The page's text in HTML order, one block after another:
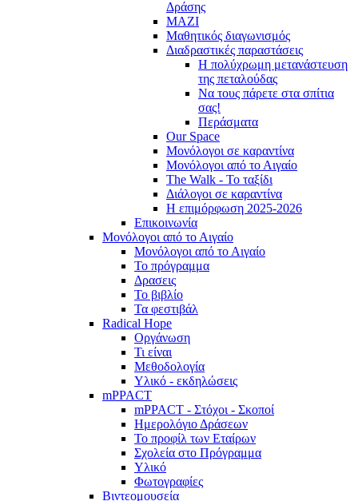
Δράσης
ΜΑΖΙ
Μαθητικός διαγωνισμός
Διαδραστικές παραστάσεις
Η πολύχρωμη μετανάστευση
της πεταλούδας
Να τους πάρετε στα σπίτια
σας!
Περάσματα
Our Space
Μονόλογοι σε καραντίνα
Μονόλογοι από το Αιγαίο
The Walk - Το ταξίδι
Διάλογοι σε καραντίνα
Η επιμόρφωση 2025-2026
Επικοινωνία
Μονόλογοι από το Αιγαίο
Μονόλογοι από το Αιγαίο
Το πρόγραμμα
Δρασεις
Το βιβλίο
Τα φεστιβάλ
Radical Hope
Οργάνωση
Τι είναι
Μεθοδολογία
Υλικό - εκδηλώσεις
mPPACT
mPPACT - Στόχοι - Σκοποί
Ημερολόγιο Δράσεων
Το προφίλ των Εταίρων
Σχολεία στο Πρόγραμμα
Υλικό
Φωτογραφίες
Βιντεομουσεία